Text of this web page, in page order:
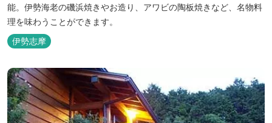
能。伊勢海老の磯浜焼きやお造り、アワビの陶板焼きなど、名物料
理を味わうことができます。
伊勢志摩